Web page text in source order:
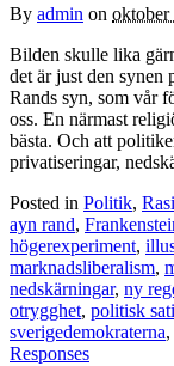
By admin on oktober
Bilden skulle lika
det är just den synen
Rands syn, som vår
oss. En närmast
bästa. Och att
privatiseringar,
Posted in Politik,
ayn rand,
högerexperiment,
marknadsliberalism,
nedskärningar, ny
otrygghet, politisk
sverigedemokraterna,
Responses